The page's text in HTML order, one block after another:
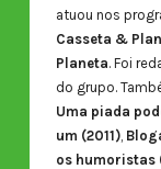
atuou nos
Casseta &
Planeta. Foi
do grupo.
Uma piada
um (2011),
os humoristas